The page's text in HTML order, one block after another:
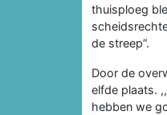
thuisploeg
de streep”.
Door de
elfde plaats.
hebben we